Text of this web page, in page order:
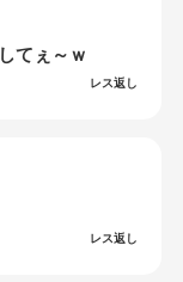
てぇ～ｗ
レス返し
レス返し